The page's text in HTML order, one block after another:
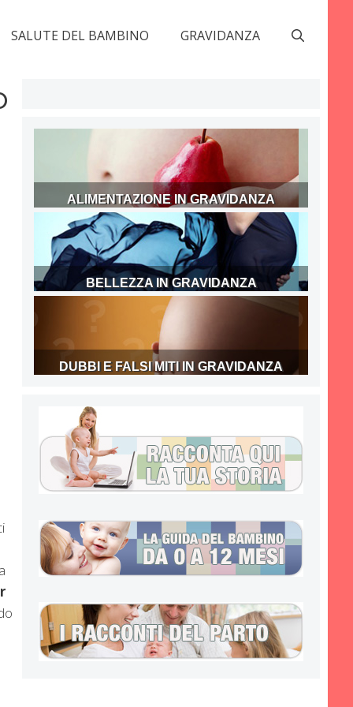
SALUTE DEL BAMBINO GRAVIDANZA
ALIMENTAZIONE IN GRAVIDANZA
BELLEZZA IN GRAVIDANZA
DUBBI E FALSI MITI IN GRAVIDANZA